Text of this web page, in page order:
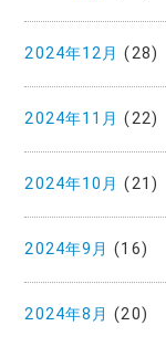
2024年12月 (28)
2024年11月 (22)
2024年10月 (21)
2024年9月 (16)
2024年8月 (20)